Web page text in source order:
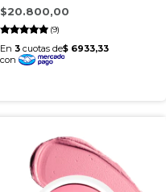
(9)
$20.800,00